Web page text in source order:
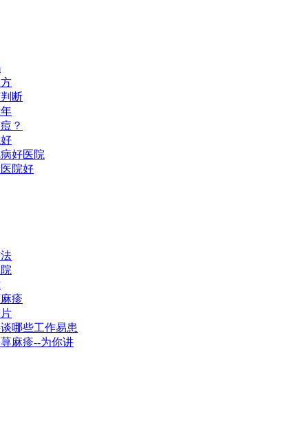
断
？
好医院
院好
疹
哪些工作易患
麻疹--为你讲